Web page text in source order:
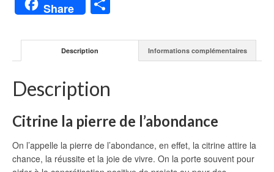
Share
Description Informations complémentaires
Description
Citrine la pierre de l’abondance
On l’appelle la pierre de l’abondance, en effet, la citrine attire la
chance, la réussite et la joie de vivre. On la porte souvent pour